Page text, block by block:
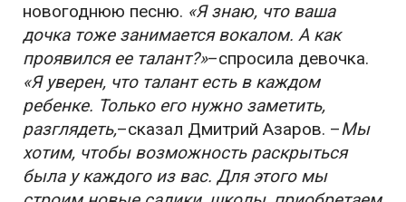
новогоднюю песню. «Я знаю, что ваша
дочка тоже занимается вокалом. А как
проявился ее талант?»–спросила девочка.
«Я уверен, что талант есть в каждом
ребенке. Только его нужно заметить,
разглядеть,–сказал Дмитрий Азаров. –Мы
хотим, чтобы возможность раскрыться
была у каждого из вас. Для этого мы